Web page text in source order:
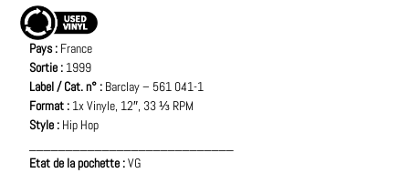
Pays : France
Sortie : 1999
Label / Cat. n° : Barclay – 561 041-1
Format : 1x Vinyle, 12″, 33 ⅓ RPM
Style : Hip Hop
Etat de la pochette :VG